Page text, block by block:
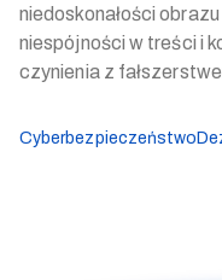
niedoskonałości
niespójności w treści i
czynienia z
Cyberbezpieczeństwo